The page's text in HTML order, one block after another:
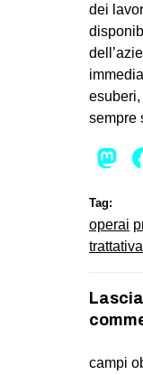
dei
sempre
Tag:
operai
trattativa
campi